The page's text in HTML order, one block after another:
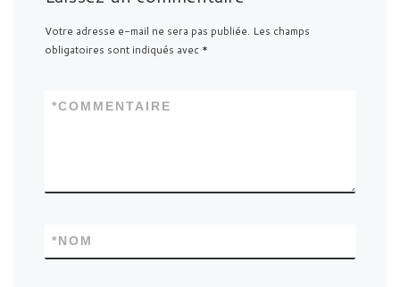
Votre adresse e-mail ne sera pas publiée. Les champs
obligatoires sont indiqués avec *
COMMENTAIRE
*
NOM
*